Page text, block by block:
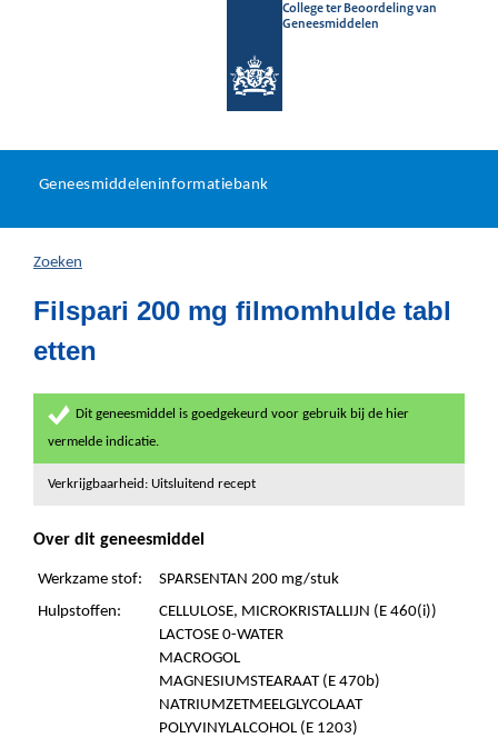
College ter Beoordeling van
Geneesmiddelen
U
hier:
Geneesmiddeleninformatiebank
Zoeken
Filspari 200 mg filmomhulde tabl
etten
Dit geneesmiddel is goedgekeurd voor gebruik bij de hier
vermelde indicatie.
Verkrijgbaarheid: Uitsluitend recept
Over dit geneesmiddel
Werkzame stof:
SPARSENTAN 200 mg/stuk
Hulpstoffen:
CELLULOSE, MICROKRISTALLIJN (E 460(i))
LACTOSE 0-WATER
MACROGOL
MAGNESIUMSTEARAAT (E 470b)
NATRIUMZETMEELGLYCOLAAT
POLYVINYLALCOHOL (E 1203)